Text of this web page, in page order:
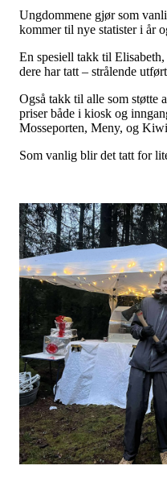
Ungdommene gjør som
kommer til nye statister i år
En spesiell takk til
dere har tatt – strålende
Også takk til alle som støtte
priser både i kiosk og
Mosseporten, Meny, og
Som vanlig blir det tatt for